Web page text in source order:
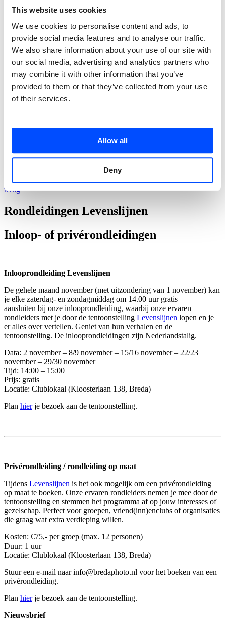
This website uses cookies
We use cookies to personalise content and ads, to
provide social media features and to analyse our traffic.
We also share information about your use of our site with
our social media, advertising and analytics partners who
may combine it with other information that you’ve
provided to them or that they’ve collected from your use
of their services.
Allow all
Deny
Contact
terug
Rondleidingen Levenslijnen
Inloop- of privérondleidingen
Inlooprondleiding Levenslijnen
De gehele maand november (met uitzondering van 1 november) kan
je elke zaterdag- en zondagmiddag om 14.00 uur gratis
aansluiten bij onze inlooprondleiding, waarbij onze ervaren
rondleiders met je door de tentoonstelling Levenslijnen lopen en je
er alles over vertellen. Geniet van hun verhalen en de
tentoonstelling. De inlooprondleidingen zijn Nederlandstalig.
Data: 2 november – 8/9 november – 15/16 november – 22/23
november – 29/30 november
Tijd: 14:00 – 15:00
Prijs: gratis
Locatie: Clublokaal (Kloosterlaan 138, Breda)
Plan hierje bezoek aan de tentoonstelling.
Privérondleiding / rondleiding op maat
Tijdens Levenslijnen is het ook mogelijk om een privérondleiding
op maat te boeken. Onze ervaren rondleiders nemen je mee door de
tentoonstelling en stemmen het programma af op jouw interesses of
gezelschap. Perfect voor groepen, vriend(inn)enclubs of organisaties
die graag wat extra verdieping willen.
Kosten: €75,- per groep (max. 12 personen)
Duur: 1 uur
Locatie: Clublokaal (Kloosterlaan 138, Breda)
Stuur een e-mail naar info@bredaphoto.nl voor het boeken van een
privérondleiding.
Plan hierje bezoek aan de tentoonstelling.
Nieuwsbrief